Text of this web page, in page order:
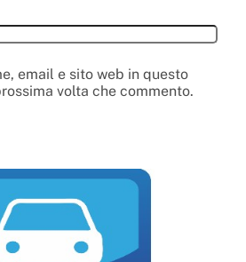
email e sito web in questo
volta che commento.